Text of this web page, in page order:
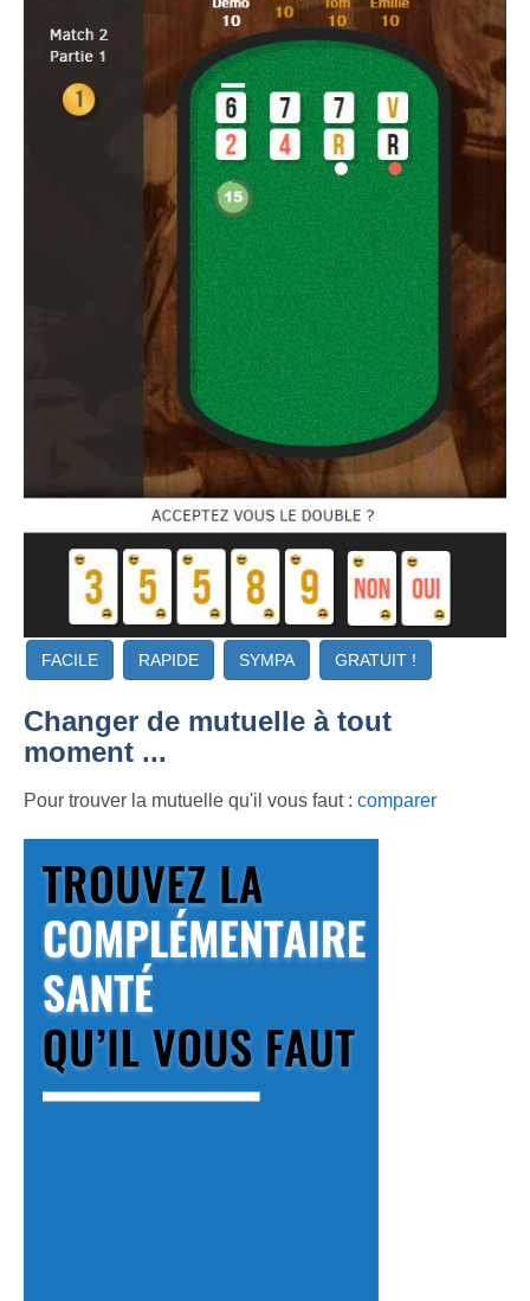
FACILE RAPIDE SYMPA GRATUIT !
Changer de mutuelle à tout
moment ...
Pour trouver la mutuelle qu'il vous faut : comparer